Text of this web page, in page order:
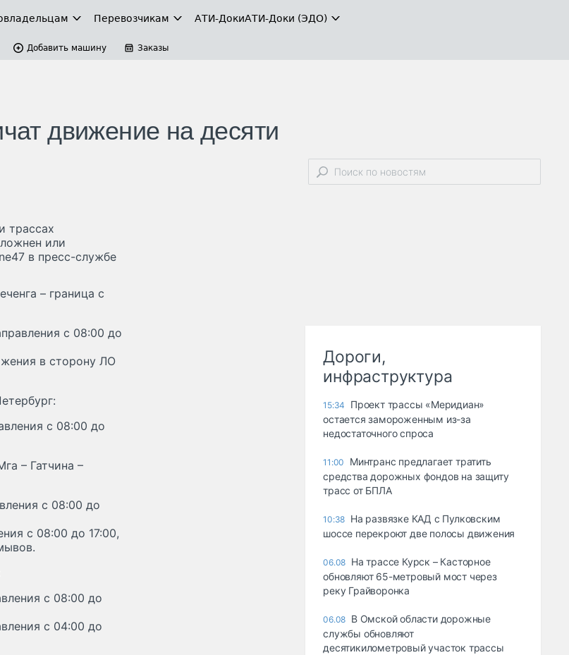
Перевозчикам АТИ-ДокиАТИ-Доки (ЭДО)
Добавить машину Заказы
движение на десяти
трассах
или
в пресс-службе
– граница с
с 08:00 до
в сторону ЛО
с 08:00 до
– Гатчина –
с 08:00 до
с 08:00 до 17:00,
с 08:00 до
с 04:00 до
Дороги,
инфраструктура
15:34
Проект трассы «Меридиан»
остается замороженным из-за
недостаточного спроса
11:00
Минтранс предлагает тратить
средства дорожных фондов на защиту
трасс от БПЛА
10:38 На развязке КАД с Пулковским
шоссе перекроют две полосы движения
06.08 На трассе Курск – Касторное
обновляют 65-метровый мост через
реку Грайворонка
06.08 В Омской области дорожные
службы обновляют
десятикилометровый участок трассы